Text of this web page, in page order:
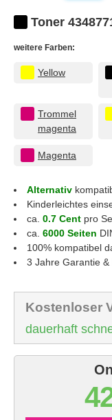
Toner
weitere Farben:
Yellow
Trommel
magenta
Magenta
Alternativ
Kinderleichtes
ca. 0.7 Cent pro
ca. 6000 Seiten
100% kompatibel
3 Jahre Garantie
Kostenloser
dauerhaft